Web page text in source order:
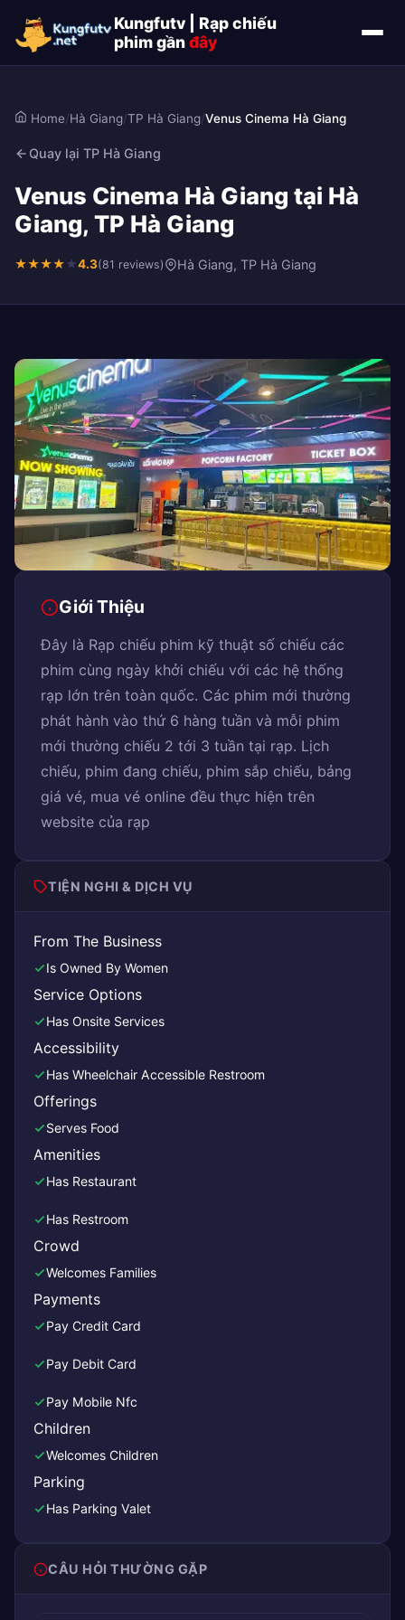
Kungfutv | Rạp chiếu
phim gầnđây
Home/Hà Giang/TP Hà Giang/Venus Cinema Hà Giang
Quay lại TP Hà Giang
Venus Cinema Hà Giang tại Hà
Giang, TP Hà Giang
★★★★★4.3(81 reviews) Hà Giang, TP Hà Giang
Giới Thiệu
Đây là Rạp chiếu phim kỹ thuật số chiếu các
phim cùng ngày khởi chiếu với các hệ thống
rạp lớn trên toàn quốc. Các phim mới thường
phát hành vào thứ 6 hàng tuần và mỗi phim
mới thường chiếu 2 tới 3 tuần tại rạp. Lịch
chiếu, phim đang chiếu, phim sắp chiếu, bảng
giá vé, mua vé online đều thực hiện trên
website của rạp
TIỆN NGHI & DỊCH VỤ
From The Business
Is Owned By Women
Service Options
Has Onsite Services
Accessibility
Has Wheelchair Accessible Restroom
Offerings
Serves Food
Amenities
Has Restaurant
Has Restroom
Crowd
Welcomes Families
Payments
Pay Credit Card
Pay Debit Card
Pay Mobile Nfc
Children
Welcomes Children
Parking
Has Parking Valet
CÂU HỎI THƯỜNG GẶP